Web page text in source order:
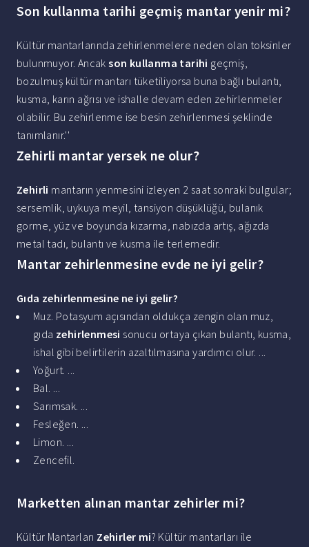
Son kullanma tarihi geçmiş mantar yenir mi?
Kültür mantarlarında zehirlenmelere neden olan toksinler
bulunmuyor. Ancakson kullanma tarihi geçmiş,
bozulmuş kültür mantarı tüketiliyorsa buna bağlı bulantı,
kusma, karın ağrısı ve ishalle devam eden zehirlenmeler
olabilir. Bu zehirlenme ise besin zehirlenmesi şeklinde
tanımlanır.''
Zehirli mantar yersek ne olur?
Zehirli mantarın yenmesini izleyen 2 saat sonraki bulgular;
sersemlik, uykuya meyil, tansiyon düşüklüğü, bulanık
gorme, yüz ve boyunda kızarma, nabızda artış, ağızda
metal tadı, bulantı ve kusma ile terlemedir.
Mantar zehirlenmesine evde ne iyi gelir?
Gıda zehirlenmesine ne iyi gelir?
Muz. Potasyum açısından oldukça zengin olan muz,
gıda zehirlenmesi sonucu ortaya çıkan bulantı, kusma,
ishal gibi belirtilerin azaltılmasına yardımcı olur. ...
Yoğurt. ...
Bal. ...
Sarımsak. ...
Fesleğen. ...
Limon. ...
Zencefil.
Marketten alınan mantar zehirler mi?
Kültür Mantarları Zehirler mi? Kültür mantarları ile